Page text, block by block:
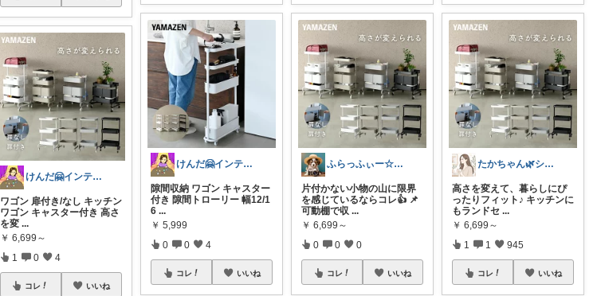
けんだ🤗インテリア多め
ワゴン 扉付き/なし キッチン
ワゴン キャスター付き 高さ
を変 ...
￥ 6,699～
1 0 4
コレ いいね
けんだ🤗インテリア多め
隙間収納 ワゴン キャスター
付き 隙間トローリー 幅12/1
6 ...
￥ 5,999
0 0 4
コレ いいね
ふらっふぃー☆ナチュラルな暮らし☆
片付かない小物の山に限界
を感じているならコレ👍 📌
可動棚で収 ...
￥ 6,699～
0 0 0
コレ いいね
たかちゃん🌿シンプルで心地よい暮らし
高さを変えて、暮らしにぴ
ったりフィット♪ キッチンに
もランドセ ...
￥ 6,699～
1 1 945
コレ いいね